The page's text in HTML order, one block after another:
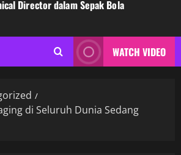
Director dalam Sepak Bola
WATCH VIDEO
di Seluruh Dunia Sedang